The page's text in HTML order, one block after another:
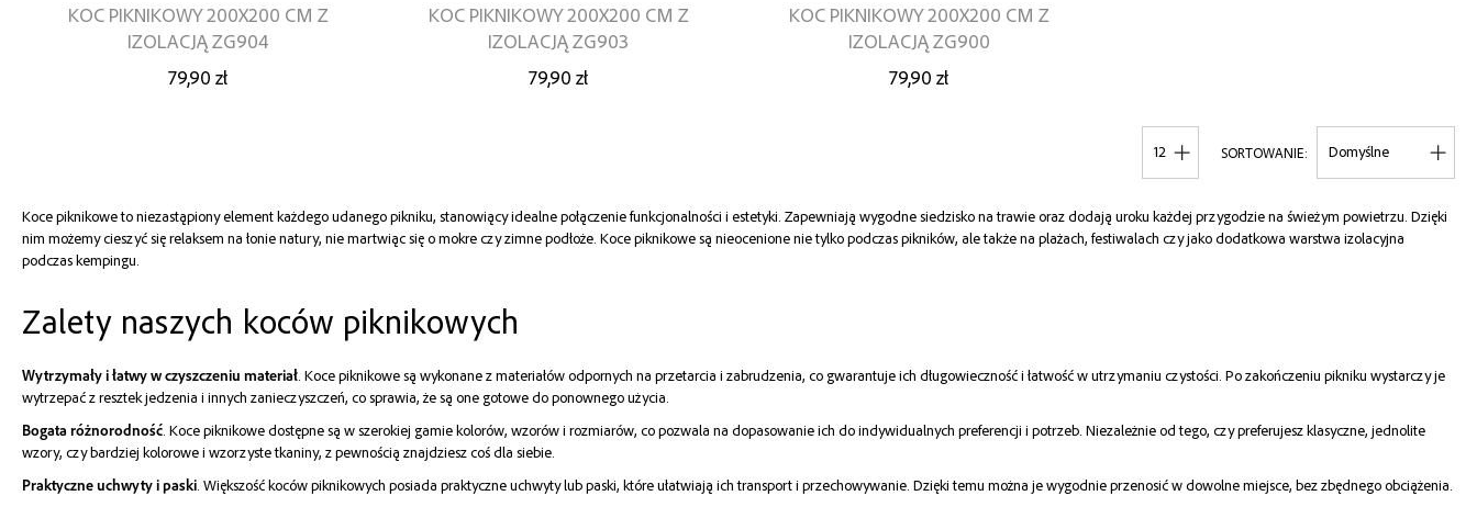
KOC PIKNIKOWY 200X200 CM Z
IZOLACJĄ ZG904
79,90 zł
KOC PIKNIKOWY 200X200 CM Z
IZOLACJĄ ZG903
79,90 zł
KOC PIKNIKOWY 200X200 CM Z
IZOLACJĄ ZG900
79,90 zł
SORTOWANIE
Koce piknikowe to niezastąpiony element każdego udanego pikniku, stanowiący idealne połączenie funkcjonalności i estetyki. Zapewniają wygodne siedzisko na trawie oraz dodają uroku każdej przygodzie na świeżym powietrzu. Dzięki
nim możemy cieszyć się relaksem na łonie natury, nie martwiąc się o mokre czy zimne podłoże. Koce piknikowe są nieocenione nie tylko podczas pikników, ale także na plażach, festiwalach czy jako dodatkowa warstwa izolacyjna
podczas kempingu.
Zalety naszych koców piknikowych
Wytrzymały i łatwy w czyszczeniu materiał. Koce piknikowe są wykonane z materiałów odpornych na przetarcia i zabrudzenia, co gwarantuje ich długowieczność i łatwość w utrzymaniu czystości. Po zakończeniu pikniku wystarczy je
wytrzepać z resztek jedzenia i innych zanieczyszczeń, co sprawia, że są one gotowe do ponownego użycia.
Bogata różnorodność. Koce piknikowe dostępne są w szerokiej gamie kolorów, wzorów i rozmiarów, co pozwala na dopasowanie ich do indywidualnych preferencji i potrzeb. Niezależnie od tego, czy preferujesz klasyczne, jednolite
wzory, czy bardziej kolorowe i wzorzyste tkaniny, z pewnością znajdziesz coś dla siebie.
Praktyczne uchwyty i paski. Większość koców piknikowych posiada praktyczne uchwyty lub paski, które ułatwiają ich transport i przechowywanie. Dzięki temu można je wygodnie przenosić w dowolne miejsce, bez zbędnego obciążenia.